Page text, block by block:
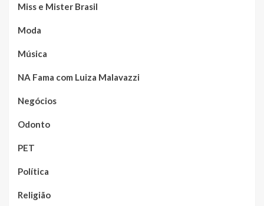
Miss e Mister Brasil
Moda
Música
NA Fama com Luiza Malavazzi
Negócios
Odonto
PET
Política
Religião